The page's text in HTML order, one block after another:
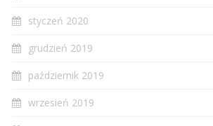
styczeń 2020
grudzień 2019
październik 2019
wrzesień 2019